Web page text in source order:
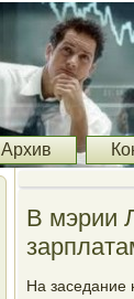
Архив
В мэрии
На заседание